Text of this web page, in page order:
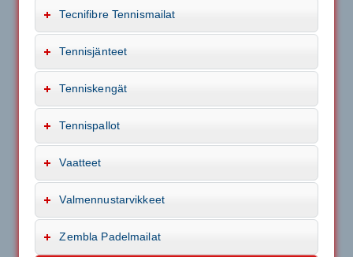
Tecnifibre Tennismailat
Tennisjänteet
Tenniskengät
Tennispallot
Vaatteet
Valmennustarvikkeet
Zembla Padelmailat